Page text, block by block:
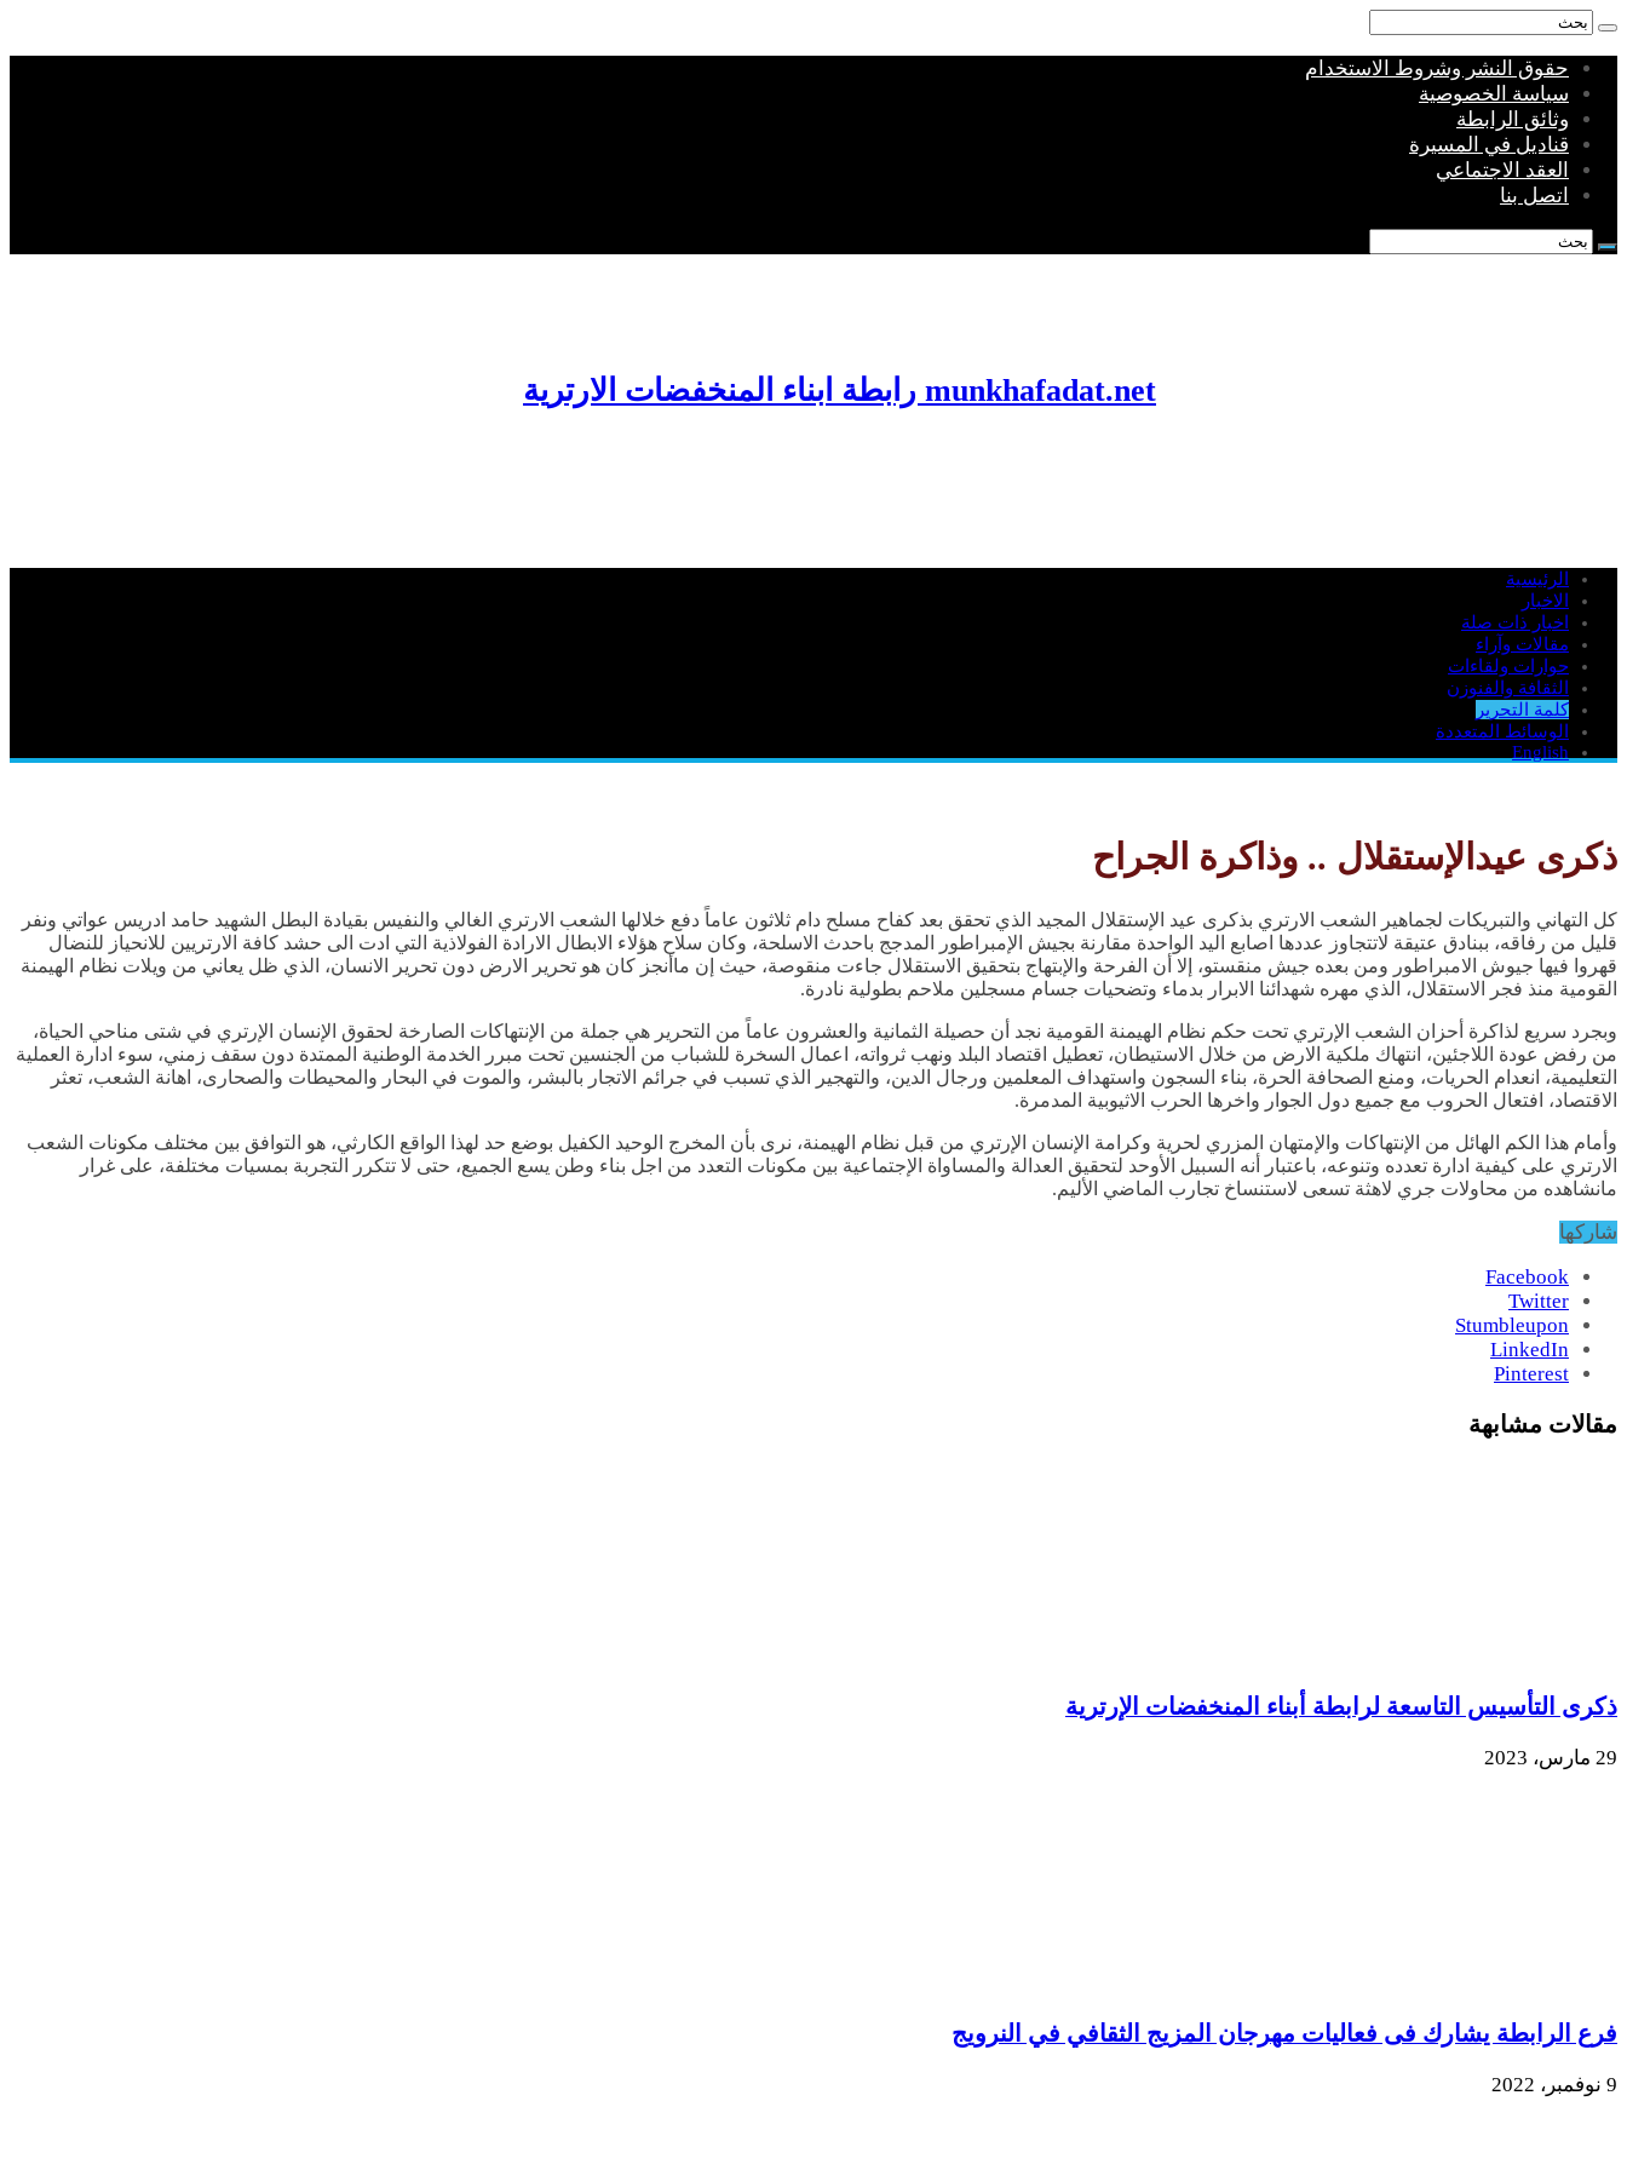
حقوق النشر وشروط الاستخدام
سياسة الخصوصية
وثائق الرابطة
قناديل في المسيرة
العقد الاجتماعي
اتصل بنا
munkhafadat.net رابطة ابناء المنخفضات الارترية
الرئيسية
الاخبار
اخبار ذات صلة
مقالات وآراء
حوارات ولقاءات
الثقافة والفنوزن
كلمة التحرير
الوسائط المتعددة
English
ذكرى عيدالإستقلال .. وذاكرة الجراح
كل التهاني والتبريكات لجماهير الشعب الارتري بذكرى عيد الإستقلال المجيد الذي تحقق بعد كفاح مسلح دام ثلاثون عاماً دفع خلالها الشعب الارتري الغالي والنفيس بقيادة البطل الشهيد حامد ادريس عواتي ونفر
قليل من رفاقه، ببنادق عتيقة لاتتجاوز عددها اصابع اليد الواحدة مقارنة بجيش الإمبراطور المدجج باحدث الاسلحة، وكان سلاح هؤلاء الابطال الارادة الفولاذية التي ادت الى حشد كافة الارتريين للانحياز للنضال
قهروا فيها جيوش الامبراطور ومن بعده جيش منقستو، إلا أن الفرحة والإبتهاج بتحقيق الاستقلال جاءت منقوصة، حيث إن ماأنجز كان هو تحرير الارض دون تحرير الانسان، الذي ظل يعاني من ويلات نظام الهيمنة
القومية منذ فجر الاستقلال، الذي مهره شهدائنا الابرار بدماء وتضحيات جسام مسجلين ملاحم بطولية نادرة.
وبجرد سريع لذاكرة أحزان الشعب الإرتري تحت حكم نظام الهيمنة القومية نجد أن حصيلة الثمانية والعشرون عاماً من التحرير هي جملة من الإنتهاكات الصارخة لحقوق الإنسان الإرتري في شتى مناحي الحياة،
من رفض عودة اللاجئين، انتهاك ملكية الارض من خلال الاستيطان، تعطيل اقتصاد البلد ونهب ثرواته، اعمال السخرة للشباب من الجنسين تحت مبرر الخدمة الوطنية الممتدة دون سقف زمني، سوء ادارة العملية
التعليمية، انعدام الحريات، ومنع الصحافة الحرة، بناء السجون واستهداف المعلمين ورجال الدين، والتهجير الذي تسبب في جرائم الاتجار بالبشر، والموت في البحار والمحيطات والصحارى، اهانة الشعب، تعثر
الاقتصاد، افتعال الحروب مع جميع دول الجوار واخرها الحرب الاثيوبية المدمرة.
وأمام هذا الكم الهائل من الإنتهاكات والإمتهان المزري لحرية وكرامة الإنسان الإرتري من قبل نظام الهيمنة، نرى بأن المخرج الوحيد الكفيل بوضع حد لهذا الواقع الكارثي، هو التوافق بين مختلف مكونات الشعب
الارتري على كيفية ادارة تعدده وتنوعه، باعتبار أنه السبيل الأوحد لتحقيق العدالة والمساواة الإجتماعية بين مكونات التعدد من اجل بناء وطن يسع الجميع، حتى لا تتكرر التجربة بمسيات مختلفة، على غرار
مانشاهده من محاولات جري لاهثة تسعى لاستنساخ تجارب الماضي الأليم.
شاركها
Facebook
Twitter
Stumbleupon
LinkedIn
Pinterest
مقالات مشابهة
ذكرى التأسيس التاسعة لرابطة أبناء المنخفضات الإرترية
29 مارس، 2023
فرع الرابطة يشارك فى فعاليات مهرجان المزيج الثقافي في النرويج
9 نوفمبر، 2022